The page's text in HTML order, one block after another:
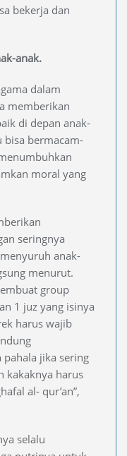
bekerja dan
anak.
dalam
memberikan
di depan anak-
bisa bermacam-
moral yang
seringnya
anak-
menurut.
group
1 juz yang isinya
harus wajib
jika sering
kakaknya harus
al- qur’an”,
selalu